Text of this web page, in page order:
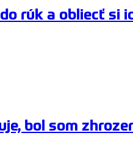
rúk a obliecť si
bol som